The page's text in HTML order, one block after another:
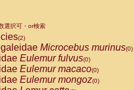
Ateles belzebuth
Ateles geoffroyi
Ateles paniscus(0)
Atelesspp. (0)
Lagothrix lagothricha
Lagothrix lagothricha cana
Cacajao calvus
選択可・or検索
(2)
Microcebus murinus(0)
Eulemur fulvus(0)
Eulemur macaco(0)
Eulemur mongoz(0)